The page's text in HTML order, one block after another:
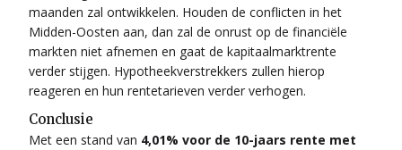
maanden zal ontwikkelen. Houden de conflicten in het
Midden-Oosten aan, dan zal de onrust op de financiële
markten niet afnemen en gaat de kapitaalmarktrente
verder stijgen. Hypotheekverstrekkers zullen hierop
reageren en hun rentetarieven verder verhogen.
Conclusie
Met een stand van 4,01% voor de 10-jaars rente met